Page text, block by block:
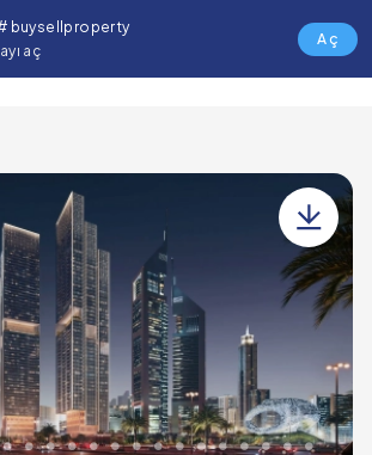
buysellproperty
aç
Aç
Residences Emirates Towers